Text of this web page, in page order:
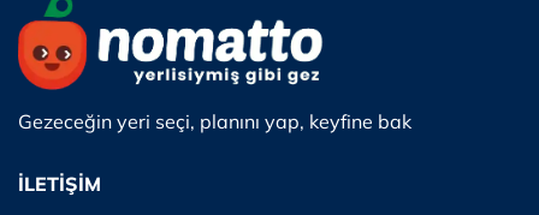
Gezeceğin yeri seçi, planını yap, keyfine bak
İLETİŞİM